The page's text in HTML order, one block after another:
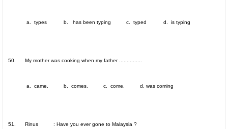
a. types b. has been typing c. typed d. is typing
50. My mother was cooking when my father ...............
a. came. b. comes. c. come. d. was coming
51. Rinus : Have you ever gone to Malaysia ?